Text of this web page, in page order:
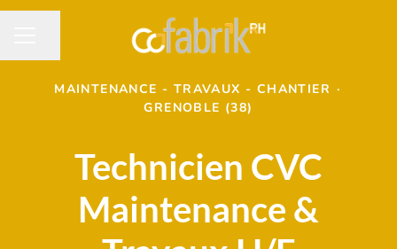
Partager la page
MAINTENANCE - TRAVAUX - CHANTIER ·
GRENOBLE (38)
Technicien CVC
Maintenance &